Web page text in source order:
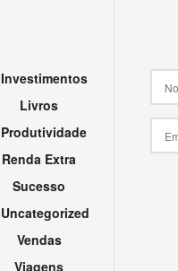
Investimentos
Livros
Produtividade
Renda Extra
Sucesso
Uncategorized
Vendas
Viagens